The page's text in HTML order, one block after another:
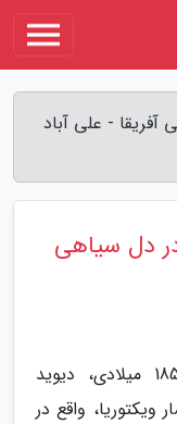
آفریقا - علی آباد
در دل سیاهی
به گزارش علی آباد جدید، سال 1855 میلادی، دیوید
ویکتوریا، واقع در